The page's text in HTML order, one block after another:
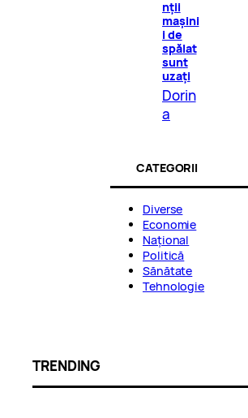
nții
mașini
i de
spălat
sunt
uzați
Dorin
a
CATEGORII
Diverse
Economie
Național
Politică
Sănătate
Tehnologie
TRENDING